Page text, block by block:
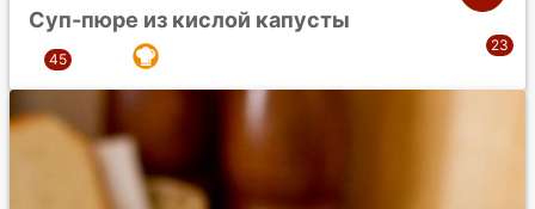
Суп-пюре из кислой капусты